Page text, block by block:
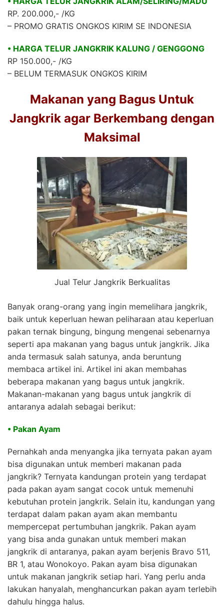
RP. 200.000,- /KG
– PROMO GRATIS ONGKOS KIRIM SE INDONESIA
• HARGA TELUR JANGKRIK KALUNG / GENGGONG
RP 150.000,- /KG
– BELUM TERMASUK ONGKOS KIRIM
Makanan yang Bagus Untuk
Jangkrik agar Berkembang dengan
Maksimal
Jual Telur Jangkrik Berkualitas
Banyak orang-orang yang ingin memelihara jangkrik,
baik untuk keperluan hewan peliharaan atau keperluan
pakan ternak bingung, bingung mengenai sebenarnya
seperti apa makanan yang bagus untuk jangkrik. Jika
anda termasuk salah satunya, anda beruntung
membaca artikel ini. Artikel ini akan membahas
beberapa makanan yang bagus untuk jangkrik.
Makanan-makanan yang bagus untuk jangkrik di
antaranya adalah sebagai berikut:
• Pakan Ayam
Pernahkah anda menyangka jika ternyata pakan ayam
bisa digunakan untuk memberi makanan pada
jangkrik? Ternyata kandungan protein yang terdapat
pada pakan ayam sangat cocok untuk memenuhi
kebutuhan protein jangkrik. Selain itu, kandungan yang
terdapat dalam pakan ayam akan membantu
mempercepat pertumbuhan jangkrik. Pakan ayam
yang bisa anda gunakan untuk memberi makan
jangkrik di antaranya, pakan ayam berjenis Bravo 511,
BR 1, atau Wonokoyo. Pakan ayam bisa digunakan
untuk makanan jangkrik setiap hari. Yang perlu anda
lakukan hanyalah, menghancurkan pakan ayam terlebih
dahulu hingga halus.